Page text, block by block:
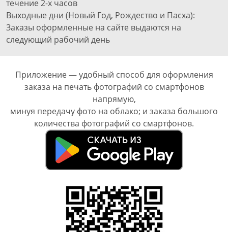
течение 2-х часов
Выходные дни (Новый Год, Рождество и Пасха):
Заказы оформленные на сайте выдаются на
следующий рабочий день
Приложение — удобный способ для оформления
заказа на печать фотографий со смартфонов
напрямую,
минуя передачу фото на облако; и заказа большого
количества фотографий со смартфонов.